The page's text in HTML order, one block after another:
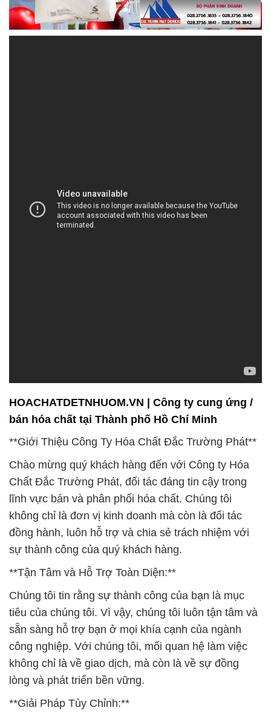
HOACHATDETNHUOM.VN | Công ty cung ứng /
bán hóa chất tại Thành phố Hồ Chí Minh
**Giới Thiệu Công Ty Hóa Chất Đắc Trường Phát**
Chào mừng quý khách hàng đến với Công ty Hóa
Chất Đắc Trường Phát, đối tác đáng tin cậy trong
lĩnh vực bán và phân phối hóa chất. Chúng tôi
không chỉ là đơn vị kinh doanh mà còn là đối tác
đồng hành, luôn hỗ trợ và chia sẻ trách nhiệm với
sự thành công của quý khách hàng.
**Tận Tâm và Hỗ Trợ Toàn Diện:**
Chúng tôi tin rằng sự thành công của bạn là mục
tiêu của chúng tôi. Vì vậy, chúng tôi luôn tận tâm và
sẵn sàng hỗ trợ bạn ở mọi khía cạnh của ngành
công nghiệp. Với chúng tôi, mối quan hệ làm việc
không chỉ là về giao dịch, mà còn là về sự đồng
lòng và phát triển bền vững.
**Giải Pháp Tùy Chỉnh:**